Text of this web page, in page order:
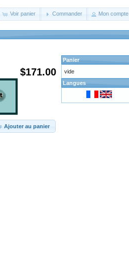
Voir panier Commander Mon compte
$171.00
Ajouter au panier
Panier
vide
Langues